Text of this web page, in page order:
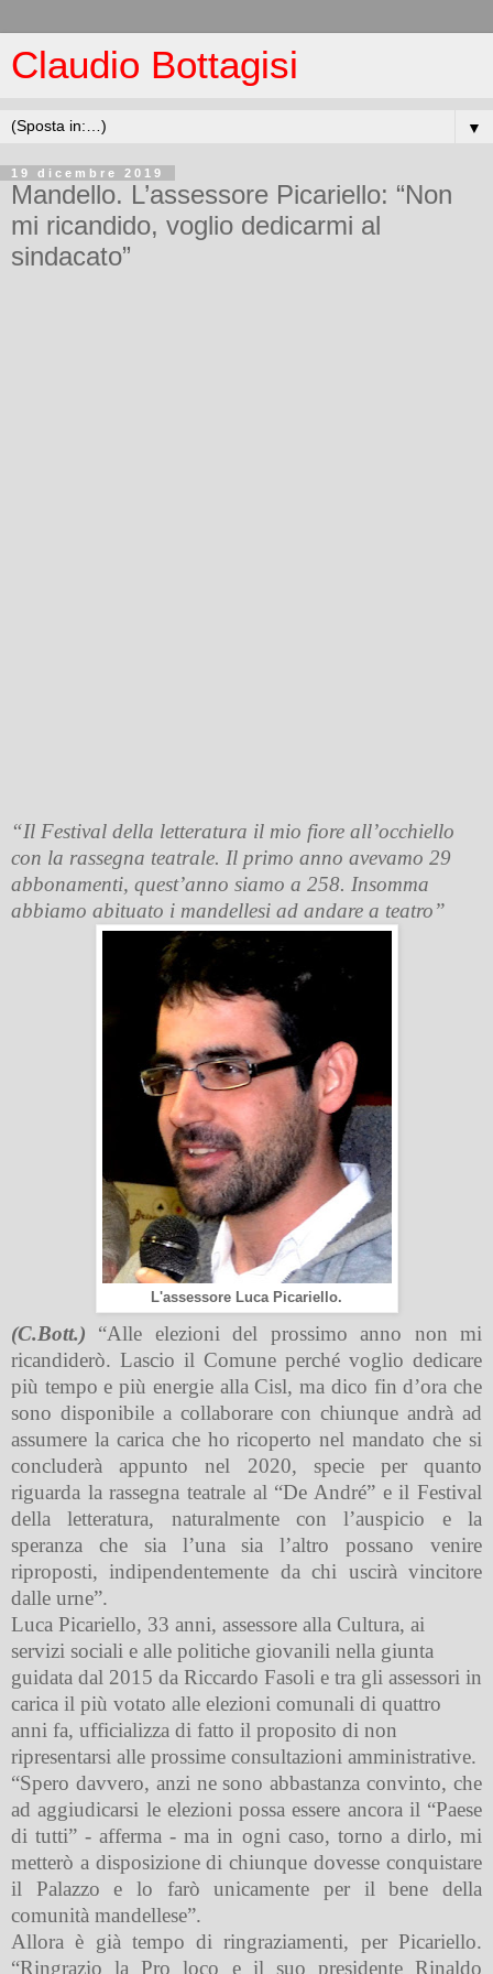
Claudio Bottagisi
▼
19 dicembre 2019
Mandello. L’assessore Picariello: “Non
mi ricandido, voglio dedicarmi al
sindacato”
“Il Festival della letteratura il mio fiore all’occhiello
con la rassegna teatrale. Il primo anno avevamo 29
abbonamenti, quest’anno siamo a 258. Insomma
abbiamo abituato i mandellesi ad andare a teatro”
L'assessore Luca Picariello.
(C.Bott.) “Alle elezioni del prossimo anno non mi
ricandiderò. Lascio il Comune perché voglio dedicare
più tempo e più energie alla Cisl, ma dico fin d’ora che
sono disponibile a collaborare con chiunque andrà ad
assumere la carica che ho ricoperto nel mandato che si
concluderà appunto nel 2020, specie per quanto
riguarda la rassegna teatrale al “De André” e il Festival
della letteratura, naturalmente con l’auspicio e la
speranza che sia l’una sia l’altro possano venire
riproposti, indipendentemente da chi uscirà vincitore
dalle urne”.
Luca Picariello, 33 anni, assessore alla Cultura, ai
servizi sociali e alle politiche giovanili nella giunta
guidata dal 2015 da Riccardo Fasoli e tra gli assessori in
carica il più votato alle elezioni comunali di quattro
anni fa, ufficializza di fatto il proposito di non
ripresentarsi alle prossime consultazioni amministrative.
“Spero davvero, anzi ne sono abbastanza convinto, che
ad aggiudicarsi le elezioni possa essere ancora il “Paese
di tutti” - afferma - ma in ogni caso, torno a dirlo, mi
metterò a disposizione di chiunque dovesse conquistare
il Palazzo e lo farò unicamente per il bene della
comunità mandellese”.
Allora è già tempo di ringraziamenti, per Picariello.
“Ringrazio la Pro loco e il suo presidente Rinaldo